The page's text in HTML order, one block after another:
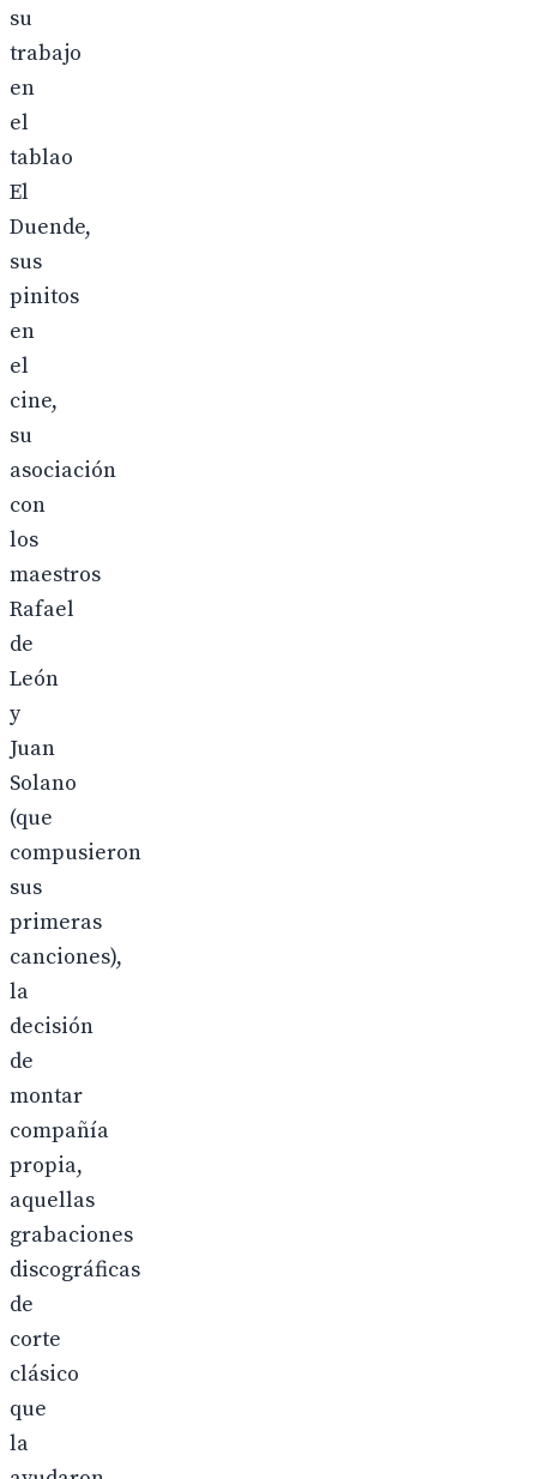
su
trabajo
en
el
tablao
El
Duende,
sus
pinitos
en
el
cine,
su
asociación
con
los
maestros
Rafael
de
León
y
Juan
Solano
(que
compusieron
sus
primeras
canciones),
la
decisión
de
montar
compañía
propia,
aquellas
grabaciones
discográficas
de
corte
clásico
que
la